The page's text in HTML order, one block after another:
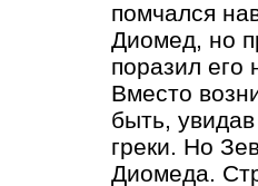
помчался
Диомед, но
поразил его
Вместо
быть,
греки. Но
Диомеда.